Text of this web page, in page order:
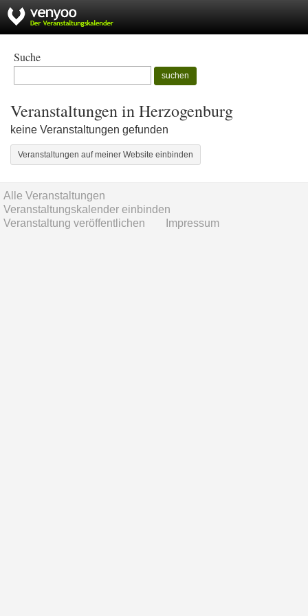
Suche
suchen
Veranstaltungen in Herzogenburg
keine Veranstaltungen gefunden
Veranstaltungen auf meiner Website einbinden
Alle Veranstaltungen
Veranstaltungskalender einbinden
Veranstaltung veröffentlichen
Impressum